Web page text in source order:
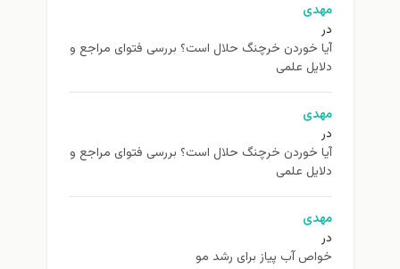
مهدی
در
آیا خوردن خرچنگ حلال است؟ بررسی فتوای مراجع و
دلایل علمی
مهدی
در
آیا خوردن خرچنگ حلال است؟ بررسی فتوای مراجع و
دلایل علمی
مهدی
در
خواص آب پیاز برای رشد مو